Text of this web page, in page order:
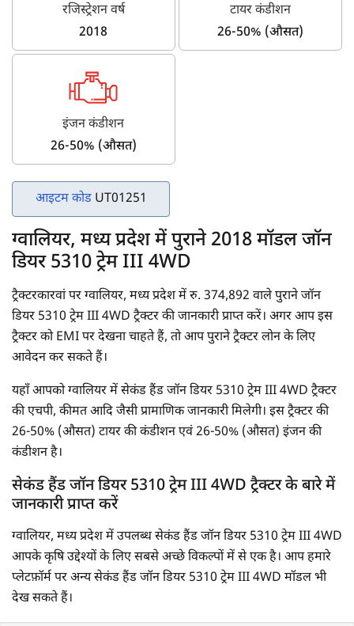
रजिस्ट्रेशन वर्ष
2018
टायर कंडीशन
26-50% (औसत)
इंजन कंडीशन
26-50% (औसत)
आइटम कोड UT01251
ग्वालियर, मध्य प्रदेश में पुराने 2018 मॉडल जॉन
डियर 5310 ट्रेम III 4WD
ट्रैक्टरकारवां पर ग्वालियर, मध्य प्रदेश में रु. 374,892 वाले पुराने जॉन
डियर 5310 ट्रेम III 4WD ट्रैक्टर की जानकारी प्राप्त करें। अगर आप इस
ट्रैक्टर को EMI पर देखना चाहते हैं, तो आप पुराने ट्रैक्टर लोन के लिए
आवेदन कर सकते हैं।
यहाँ आपको ग्वालियर में सेकंड हैंड जॉन डियर 5310 ट्रेम III 4WD ट्रैक्टर
की एचपी, कीमत आदि जैसी प्रामाणिक जानकारी मिलेगी। इस ट्रैक्टर की
26-50% (औसत) टायर की कंडीशन एवं 26-50% (औसत) इंजन की
कंडीशन है।
सेकंड हैंड जॉन डियर 5310 ट्रेम III 4WD ट्रैक्टर के बारे में
जानकारी प्राप्त करें
ग्वालियर, मध्य प्रदेश में उपलब्ध सेकंड हैंड जॉन डियर 5310 ट्रेम III 4WD
आपके कृषि उद्देश्यों के लिए सबसे अच्छे विकल्पों में से एक है। आप हमारे
प्लेटफ़ॉर्म पर अन्य सेकंड हैंड जॉन डियर 5310 ट्रेम III 4WD मॉडल भी
देख सकते हैं।